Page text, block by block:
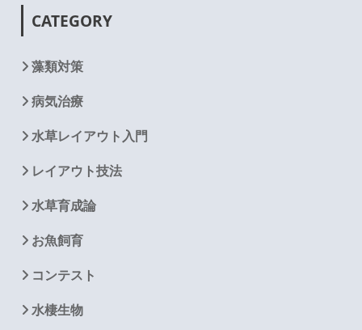
CATEGORY
藻類対策
病気治療
水草レイアウト入門
レイアウト技法
水草育成論
お魚飼育
コンテスト
水棲生物